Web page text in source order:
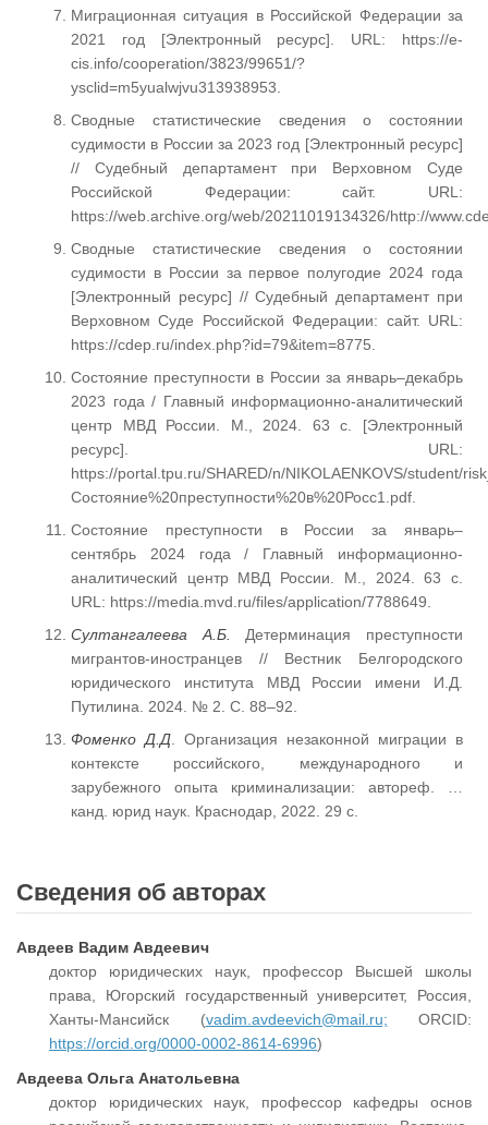
Миграционная ситуация в Российской Федерации за
2021 год [Электронный ресурс]. URL: https://e-
cis.info/cooperation/3823/99651/?
ysclid=m5yualwjvu313938953.
Сводные статистические сведения о состоянии
судимости в России за 2023 год [Электронный ресурс]
// Судебный департамент при Верховном Суде
Российской Федерации: сайт. URL:
https://web.archive.org/web/20211019134326/http://
Сводные статистические сведения о состоянии
судимости в России за первое полугодие 2024 года
[Электронный ресурс] // Судебный департамент при
Верховном Суде Российской Федерации: сайт. URL:
https://cdep.ru/index.php?id=79&item=8775.
Состояние преступности в России за январь–декабрь
2023 года / Главный информационно-аналитический
центр МВД России. М., 2024. 63 с. [Электронный
ресурс]. URL:
https://portal.tpu.ru/SHARED/n/NIKOLAENKOVS/student/
Состояние%20преступности%20в%20Росс1.pdf.
Состояние преступности в России за январь–
сентябрь 2024 года / Главный информационно-
аналитический центр МВД России. М., 2024. 63 с.
URL: https://media.mvd.ru/files/application/7788649.
Султангалеева А.Б.
Детерминация преступности
мигрантов-иностранцев // Вестник Белгородского
юридического института МВД России имени И.Д.
Путилина. 2024. № 2. С. 88–92.
Фоменко Д.Д . Организация незаконной миграции в
контексте российского, международного и
зарубежного опыта криминализации: автореф. …
канд. юрид наук. Краснодар, 2022. 29 с.
Сведения об авторах
Авдеев Вадим Авдеевич
доктор юридических наук, профессор Высшей школы
права, Югорский государственный университет, Россия,
Ханты-Мансийск (vadim.avdeevich@mail.ru; ORCID:
https://orcid.org/0000-0002-8614-6996)
Авдеева Ольга Анатольевна
доктор юридических наук, профессор кафедры основ